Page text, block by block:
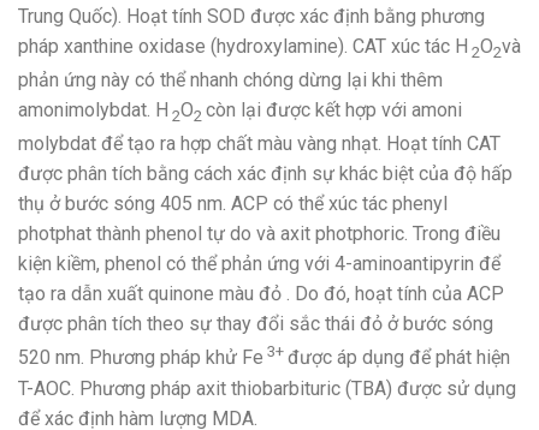
Trung Quốc). Hoạt tính SOD được xác định bằng phương
pháp xanthine oxidase (hydroxylamine). CAT xúc tác H 2O2và
phản ứng này có thể nhanh chóng dừng lại khi thêm
amonimolybdat. H 2O2 còn lại được kết hợp với amoni
molybdat để tạo ra hợp chất màu vàng nhạt. Hoạt tính CAT
được phân tích bằng cách xác định sự khác biệt của độ hấp
thụ ở bước sóng 405 nm. ACP có thể xúc tác phenyl
photphat thành phenol tự do và axit photphoric. Trong điều
kiện kiềm, phenol có thể phản ứng với 4-aminoantipyrin để
tạo ra dẫn xuất quinone màu đỏ . Do đó, hoạt tính của ACP
được phân tích theo sự thay đổi sắc thái đỏ ở bước sóng
520 nm. Phương pháp khử Fe 3+ được áp dụng để phát hiện
T-AOC. Phương pháp axit thiobarbituric (TBA) được sử dụng
để xác định hàm lượng MDA.